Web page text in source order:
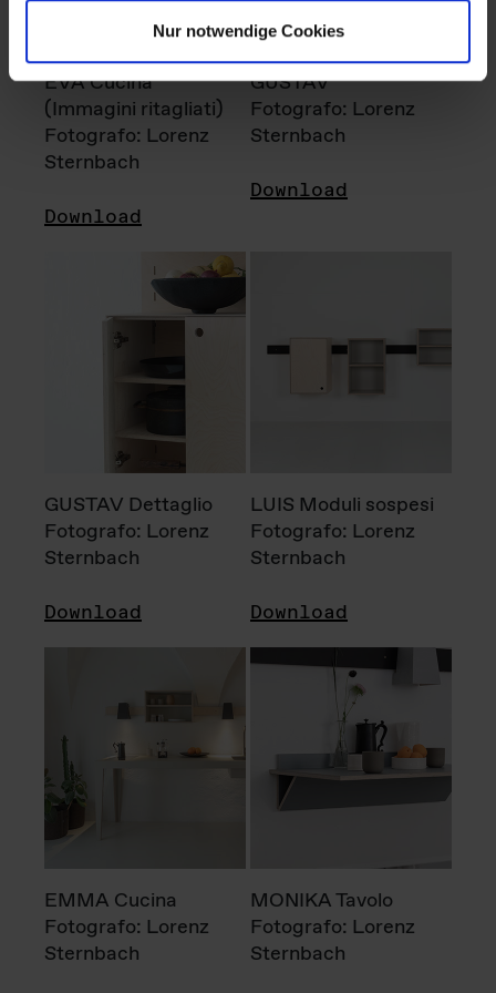
Nur notwendige Cookies
EVA Cucina
(Immagini ritagliati)
Fotografo: Lorenz
Sternbach
Download
GUSTAV
Fotografo: Lorenz
Sternbach
Download
GUSTAV Dettaglio
Fotografo: Lorenz
Sternbach
Download
LUIS Moduli sospesi
Fotografo: Lorenz
Sternbach
Download
EMMA Cucina
Fotografo: Lorenz
Sternbach
MONIKA Tavolo
Fotografo: Lorenz
Sternbach